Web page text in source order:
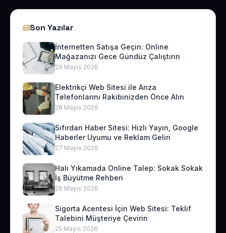
Son Yazılar
İnternetten Satışa Geçin: Online
Mağazanızı Gece Gündüz Çalıştırın
29 Mayıs 2026
Elektrikçi Web Sitesi ile Arıza
Telefonlarını Rakibinizden Önce Alın
28 Mayıs 2026
Sıfırdan Haber Sitesi: Hızlı Yayın, Google
Haberler Uyumu ve Reklam Geliri
27 Mayıs 2026
Halı Yıkamada Online Talep: Sokak Sokak
İş Büyütme Rehberi
26 Mayıs 2026
Sigorta Acentesi İçin Web Sitesi: Teklif
Talebini Müşteriye Çevirin
25 Mayıs 2026